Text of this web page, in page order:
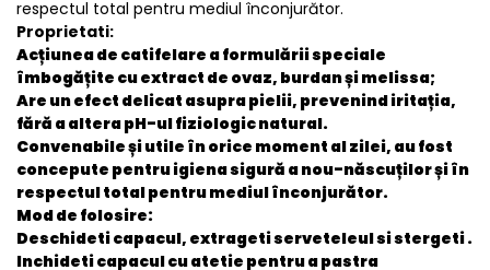
respectul total pentru mediul înconjurător.
Proprietati:
Acțiunea de catifelare a formulării speciale
îmbogățite cu extract de ovaz, burdan și melissa;
Are un efect delicat asupra pielii, prevenind iritația,
fără a altera pH-ul fiziologic natural.
Convenabile și utile în orice moment al zilei, au fost
concepute pentru igiena sigură a nou-născuților și în
respectul total pentru mediul înconjurător.
Mod de folosire:
Deschideti capacul, extrageti serveteleul si stergeti .
Inchideti capacul cu atetie pentru a pastra